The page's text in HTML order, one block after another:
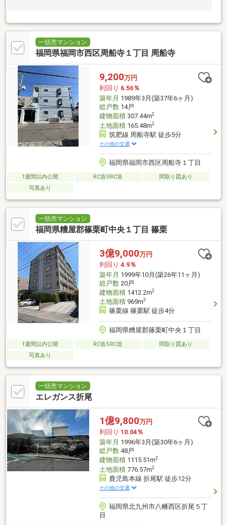
一括売マンション
福岡県福岡市西区周船寺１丁目 周船寺
9,200万円
利回り 6.56％
築年月 1989年3月(築37年6ヶ月)
総戸数14戸
建物面積307.44m2
土地面積165.48m2
筑肥線 周船寺駅 徒歩5分
その他の交通
福岡県福岡市西区周船寺１丁目
1週間以内公開 RC造SRC造
間取り図あり
写真あり
一括売マンション
福岡県糟屋郡篠栗町中央１丁目 篠栗
3億9,000万円
利回り 4.9％
築年月 1999年10月(築26年11ヶ月)
総戸数20戸
建物面積1412.2m2
土地面積969m2
篠栗線 篠栗駅 徒歩4分
福岡県糟屋郡篠栗町中央１丁目
1週間以内公開 RC造SRC造
間取り図あり
写真あり
一括売マンション
エレガンス折尾
1億9,800万円
利回り 10.04％
築年月 1996年3月(築30年6ヶ月)
総戸数48戸
建物面積1115.51m2
土地面積776.57m2
鹿児島本線 折尾駅 徒歩12分
その他の交通
福岡県北九州市八幡西区折尾５丁
目